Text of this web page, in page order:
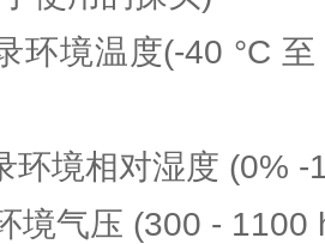
环境温度(-40 °C 至
环境相对湿度 (0% -
境气压 (300 - 1100